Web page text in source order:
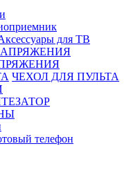
для ТВ
ЧЕХОЛ ДЛЯ ПУЛЬТА
телефон